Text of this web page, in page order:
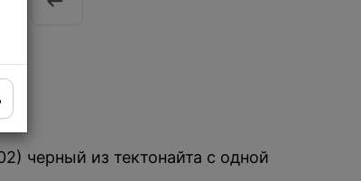
черный из тектонайта с одной